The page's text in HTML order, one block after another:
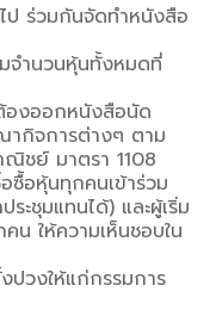
ป ร่วมกันจัดทําหนังสือ
จํานวนหุ้นทั้งหมดที่
องออกหนังสือนัด
ากิจการต่างๆ ตาม
ชย์ มาตรา 1108
ซื้อหุ้นทุกคนเข้าร่วม
ระชุมแทนได้) และผู้เริ่ม
น ให้ความเห็นชอบใน
ปวงให้แก่กรรมการ